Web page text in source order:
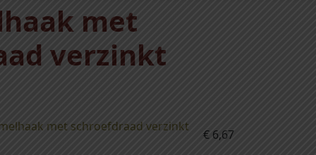
met
verzinkt
met schroefdraad verzinkt
€ 6,67